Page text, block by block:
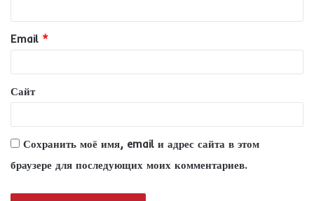
й
*
Email *
Сайт
Сохранить моё имя, email и адрес сайта в этом
браузере для последующих моих комментариев.